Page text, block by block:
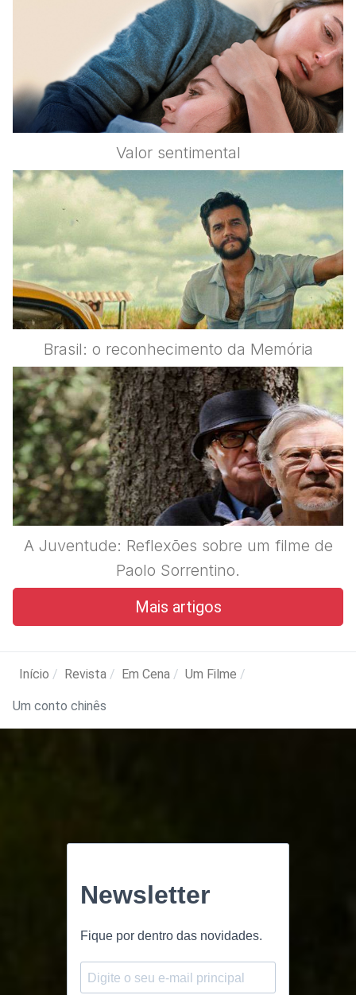
Valor sentimental
Brasil: o reconhecimento da Memória
A Juventude: Reflexões sobre um filme de
Paolo Sorrentino.
Mais artigos
Início Revista Em Cena Um Filme
Um conto chinês